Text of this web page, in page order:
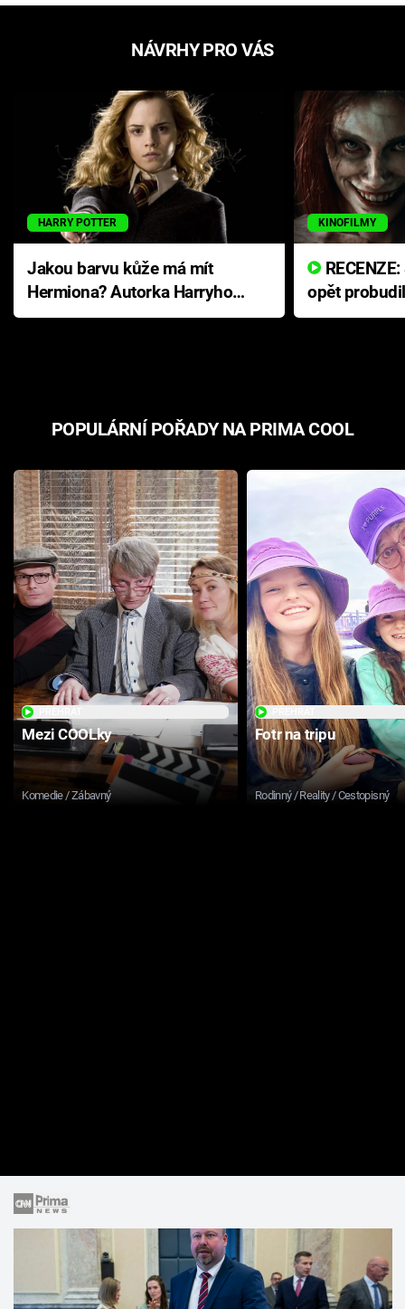
NÁVRHY PRO VÁS
HARRY POTTER
Jakou barvu kůže má mít
Hermiona? Autorka Harryho
Pottera přišla s ráznou
KINOFILMY
opět
přichází s
POPULÁRNÍ POŘADY NA PRIMA COOL
Mezi COOLky
Komedie / Zábavný
Fotr na tripu
Rodinný / Reality / Cestopisný